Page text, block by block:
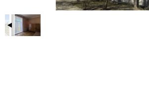
зеленый двор и пешеходная аллея
мало машин, всегда есть места для
по соседству 2 школы, в т. ч.